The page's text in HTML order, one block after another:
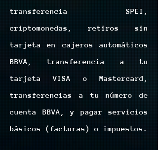
transferencia SPEI,
criptomonedas, retiros sin
tarjeta en cajeros automáticos
BBVA, transferencia a tu
tarjeta VISA o Mastercard,
transferencias a tu número de
cuenta BBVA, y pagar servicios
básicos (facturas) o impuestos.